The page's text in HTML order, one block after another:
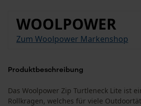
WOOLPOWER
Zum Woolpower Markenshop
Produktbeschreibung
Das Woolpower Zip Turtleneck Lite ist
Rollkragen, welches für viele